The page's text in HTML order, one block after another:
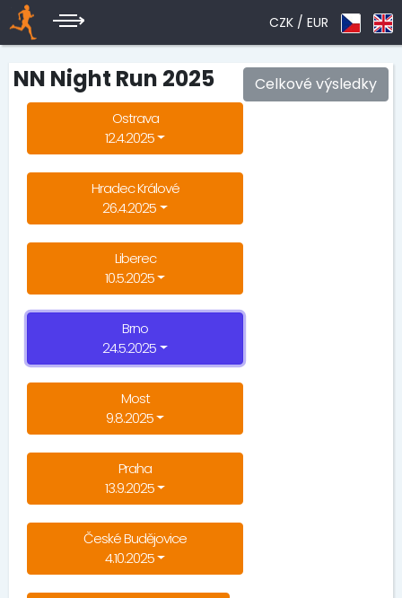
CZK / EUR
Celkové výsledky
NN Night Run 2025
Ostrava
12.4.2025
Hradec Králové
26.4.2025
Liberec
10.5.2025
Brno
24.5.2025
Most
9.8.2025
Praha
13.9.2025
České Budějovice
4.10.2025